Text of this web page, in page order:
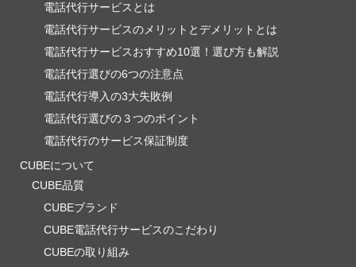
電話代行サービスとは
電話代行サービスのメリットとデメリットとは
電話代行サービスおすすめ10選！選び方も解説
電話代行選びの6つの注意点
電話代行導入の3大失敗例
電話代行選びの３つのポイント
電話代行のサービス保証制度
CUBEについて
CUBE品質
CUBEブランド
CUBE電話代行サービスのこだわり
CUBEの取り組み